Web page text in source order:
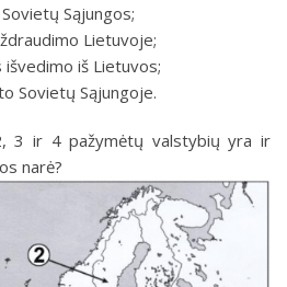
Sąjungos;
Lietuvoje;
iš Lietuvos;
Sovietų Sąjungoje.
3 ir 4 pažymėtų valstybių yra ir
narė?